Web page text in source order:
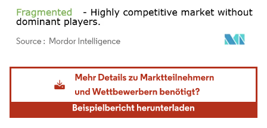
Bild © Mordor Intelligence. Wiederverwendung erfordert Namensnennung gemäß